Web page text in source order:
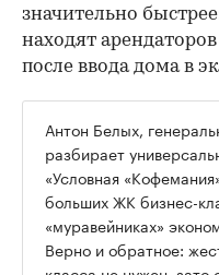
значительно
находят
после ввода дома в
Антон Белых,
разбирает
«Условная
больших ЖК бизнес-
«муравейниках»
Верно и обратное: